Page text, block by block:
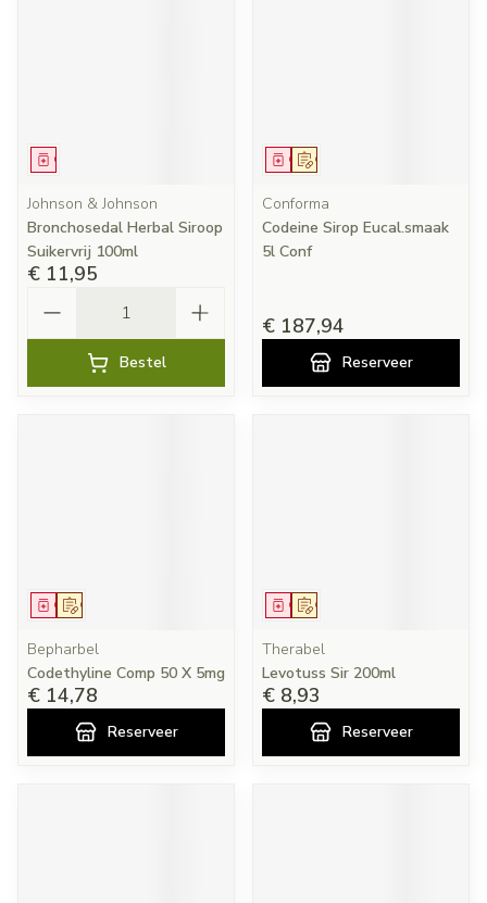
Geneesmiddel
Johnson & Johnson
Bronchosedal Herbal Siroop
Suikervrij 100ml
€ 11,95
Bestel
Op voorschrift
Geneesmiddel
Conforma
Codeine Sirop Eucal.smaak
5l Conf
€ 187,94
Reserveer
Op voorschrift
Geneesmiddel
Bepharbel
Codethyline Comp 50 X 5mg
€ 14,78
Reserveer
Op voorschrift
Geneesmiddel
Therabel
Levotuss Sir 200ml
€ 8,93
Reserveer